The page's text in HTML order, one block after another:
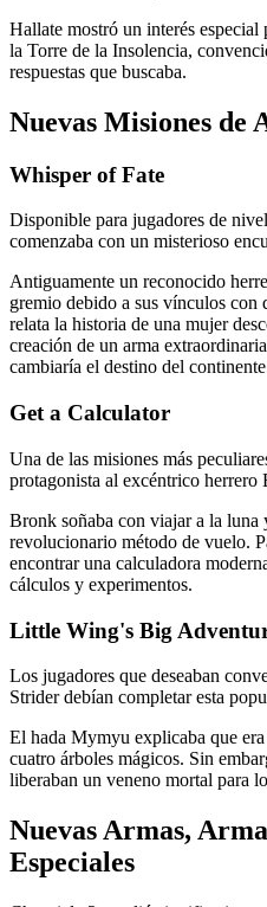
Hallate mostró un interés
la Torre de la Insolencia,
respuestas que buscaba.
Nuevas Misiones de
Whisper of Fate
Disponible para jugadores de
comenzaba con un misterioso
Antiguamente un reconocido
gremio debido a sus vínculos con
relata la historia de una mujer
creación de un arma
cambiaría el destino del
Get a Calculator
Una de las misiones más
protagonista al excéntrico herrero
Bronk soñaba con viajar a la luna
revolucionario método de vuelo.
encontrar una calculadora
cálculos y experimentos.
Little Wing's Big
Los jugadores que deseaban
Strider debían completar esta
El hada Mymyu explicaba que
cuatro árboles mágicos. Sin
liberaban un veneno mortal para
Nuevas Armas,
Especiales